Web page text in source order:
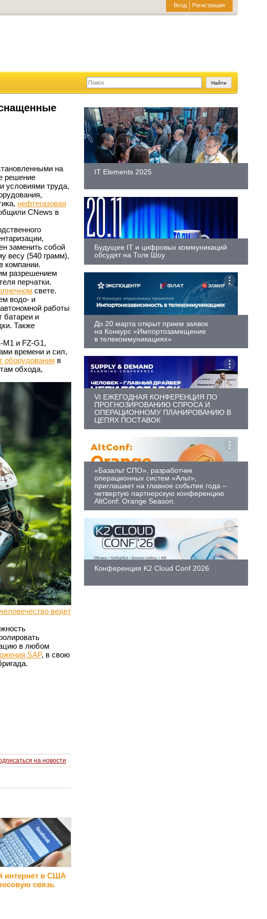
Вход Регистрация
на
решение
условиями труда,
нефтегазовая
CNews в
заменить собой
весу (540 грамм),
компании.
разрешением
перчатки.
свете.
водо- и
работы
батареи и
Также
M1 и FZ-G1,
времени и сил,
оборудования в
обхода,
ведет
в любом
SAP, в свою
на новости
интернет в США
связь
IT Elements 2025
Будущее IT и цифровых коммуникаций
обсудят на Толк Шоу
До 20 марта открыт прием заявок
на Конкурс «Импортозамещение
в телекоммуникациях»
VI ЕЖЕГОДНАЯ КОНФЕРЕНЦИЯ ПО
ПРОГНОЗИРОВАНИЮ СПРОСА И
ОПЕРАЦИОННОМУ ПЛАНИРОВАНИЮ В
ЦЕПЯХ ПОСТАВОК
«Базальт СПО», разработчик
операционных систем «Альт»,
приглашает на главное событие года –
четвертую партнерскую конференцию
AltConf: Orange Season.
Конференция K2 Cloud Conf 2026